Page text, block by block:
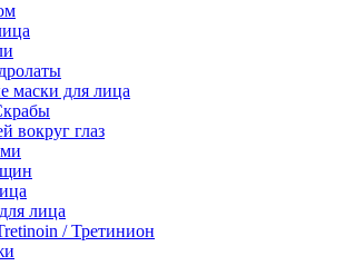
маски для лица
вокруг глаз
лица
/ Третинион